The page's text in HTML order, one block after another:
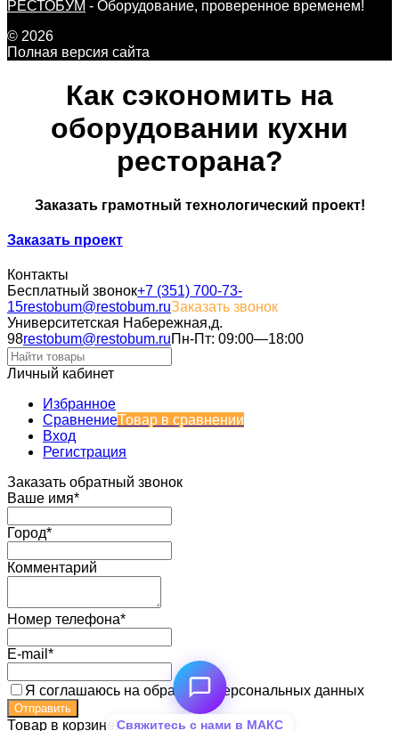
РЕСТОБУМ - Оборудование, проверенное временем!
© 2026
Полная версия сайта
Как сэкономить на
оборудовании кухни
ресторана?
Заказать грамотный технологический проект!
Заказать проект
Контакты
Бесплатный звонок+7 (351) 700-73-
15restobum@restobum.ruЗаказать звонок
Университетская Набережная,д.
98restobum@restobum.ruПн-Пт: 09:00—18:00
Личный кабинет
Избранное
СравнениеТовар в сравнении
Вход
Регистрация
Заказать обратный звонок
Ваше имя*
Город*
Комментарий
Номер телефона*
E-mail*
Я соглашаюсь на обработку персональных данных
Товар в корзине!Свяжитесь с нами в МАКС